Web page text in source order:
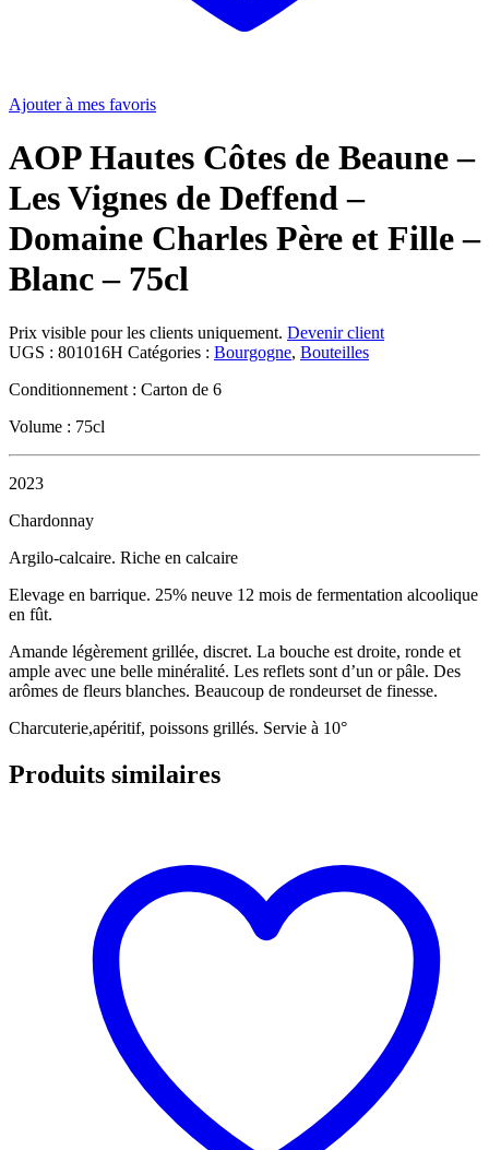
Ajouter à mes favoris
AOP Hautes Côtes de Beaune –
Les Vignes de Deffend –
Domaine Charles Père et Fille –
Blanc – 75cl
Prix visible pour les clients uniquement. Devenir client
UGS : 801016H Catégories : Bourgogne, Bouteilles
Conditionnement : Carton de 6
Volume : 75cl
2023
Chardonnay
Argilo-calcaire. Riche en calcaire
Elevage en barrique. 25% neuve 12 mois de fermentation alcoolique
en fût.
Amande légèrement grillée, discret. La bouche est droite, ronde et
ample avec une belle minéralité. Les reflets sont d’un or pâle. Des
arômes de fleurs blanches. Beaucoup de rondeurset de finesse.
Charcuterie,apéritif, poissons grillés. Servie à 10°
Produits similaires